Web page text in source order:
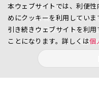
日本橋大伝馬町
日本橋
日本橋蛎殻町
日本橋
日本橋馬喰町
日本橋横
神田紺
本ウェブサイトでは、利便
めにクッキーを利用していま
引き続きウェブサイトを利
ことになります。詳しくは個